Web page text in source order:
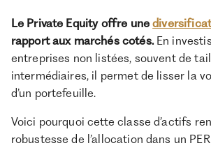
Le Private Equity offre une
rapport aux marchés cotés.En
entreprises non listées, souvent de
intermédiaires, il permet de lisser la
d’un portefeuille.
Voici pourquoi cette classe d’actifs
robustesse de l’allocation dans un